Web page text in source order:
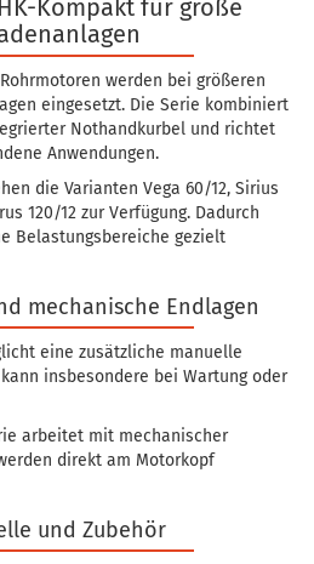
Kompakt für große
werden bei größeren
eingesetzt. Die Serie kombiniert
Nothandkurbel und richtet
Anwendungen.
die Varianten Vega 60/12, Sirius
120/12 zur Verfügung. Dadurch
Belastungsbereiche gezielt
mechanische Endlagen
eine zusätzliche manuelle
insbesondere bei Wartung oder
arbeitet mit mechanischer
direkt am Motorkopf
und Zubehör